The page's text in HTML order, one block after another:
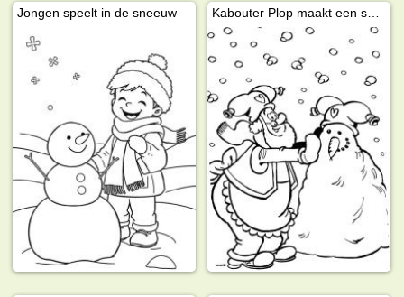
Jongen speelt in de sneeuw Kabouter Plop maakt een sneeuwpop